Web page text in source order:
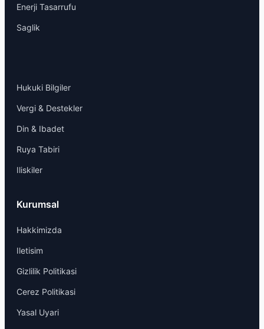
Enerji Tasarrufu
Saglik
Hukuki Bilgiler
Vergi & Destekler
Din & Ibadet
Ruya Tabiri
Iliskiler
Kurumsal
Hakkimizda
Iletisim
Gizlilik Politikasi
Cerez Politikasi
Yasal Uyari